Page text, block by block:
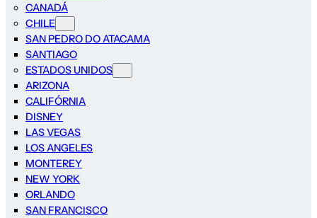
CANADÁ
CHILE
SAN PEDRO DO ATACAMA
SANTIAGO
ESTADOS UNIDOS
ARIZONA
CALIFÓRNIA
DISNEY
LAS VEGAS
LOS ANGELES
MONTEREY
NEW YORK
ORLANDO
SAN FRANCISCO